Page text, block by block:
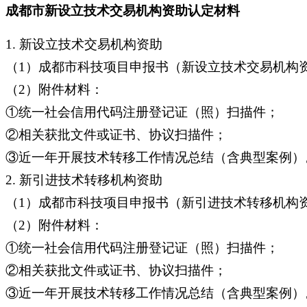
成都市新设立技术交易机构资助认定材料
1. 新设立技术交易机构资助
（1）成都市科技项目申报书（新设立技术交易机构
（2）附件材料：
①统一社会信用代码注册登记证（照）扫描件；
②相关获批文件或证书、协议扫描件；
③近一年开展技术转移工作情况总结（含典型案例）
2. 新引进技术转移机构资助
（1）成都市科技项目申报书（新引进技术转移机构
（2）附件材料：
①统一社会信用代码注册登记证（照）扫描件；
②相关获批文件或证书、协议扫描件；
③近一年开展技术转移工作情况总结（含典型案例）